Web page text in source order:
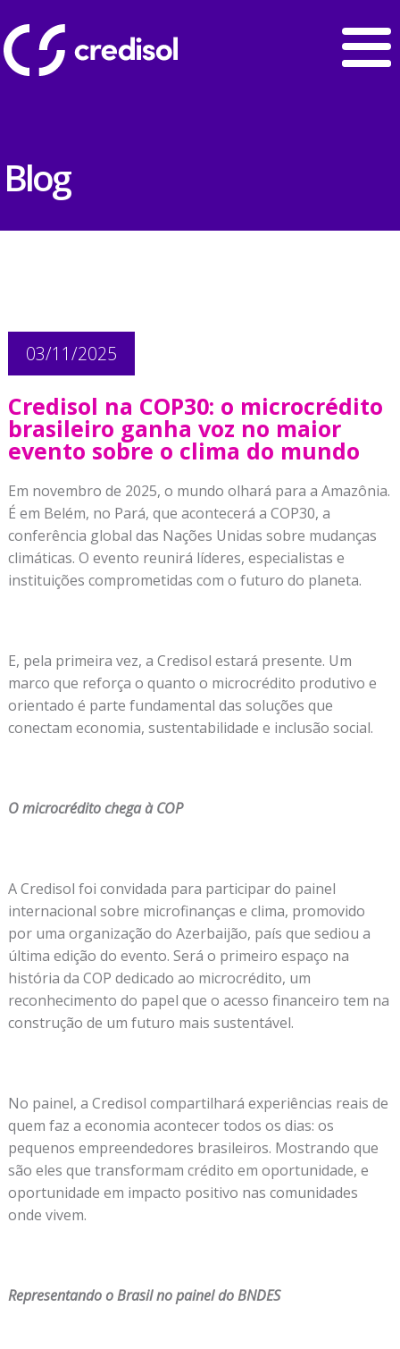
Blog
03/11/2025
Credisol na COP30: o microcrédito
brasileiro ganha voz no maior
evento sobre o clima do mundo
Em novembro de 2025, o mundo olhará para a Amazônia.
É em Belém, no Pará, que acontecerá a COP30, a
conferência global das Nações Unidas sobre mudanças
climáticas. O evento reunirá líderes, especialistas e
instituições comprometidas com o futuro do planeta.
E, pela primeira vez, a Credisol estará presente. Um
marco que reforça o quanto o microcrédito produtivo e
orientado é parte fundamental das soluções que
conectam economia, sustentabilidade e inclusão social.
O microcrédito chega à COP
A Credisol foi convidada para participar do painel
internacional sobre microfinanças e clima, promovido
por uma organização do Azerbaijão, país que sediou a
última edição do evento. Será o primeiro espaço na
história da COP dedicado ao microcrédito, um
reconhecimento do papel que o acesso financeiro tem na
construção de um futuro mais sustentável.
No painel, a Credisol compartilhará experiências reais de
quem faz a economia acontecer todos os dias: os
pequenos empreendedores brasileiros. Mostrando que
são eles que transformam crédito em oportunidade, e
oportunidade em impacto positivo nas comunidades
onde vivem.
Representando o Brasil no painel do BNDES